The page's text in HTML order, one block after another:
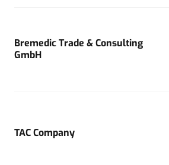
Bremedic Trade & Consulting
GmbH
TAC Company